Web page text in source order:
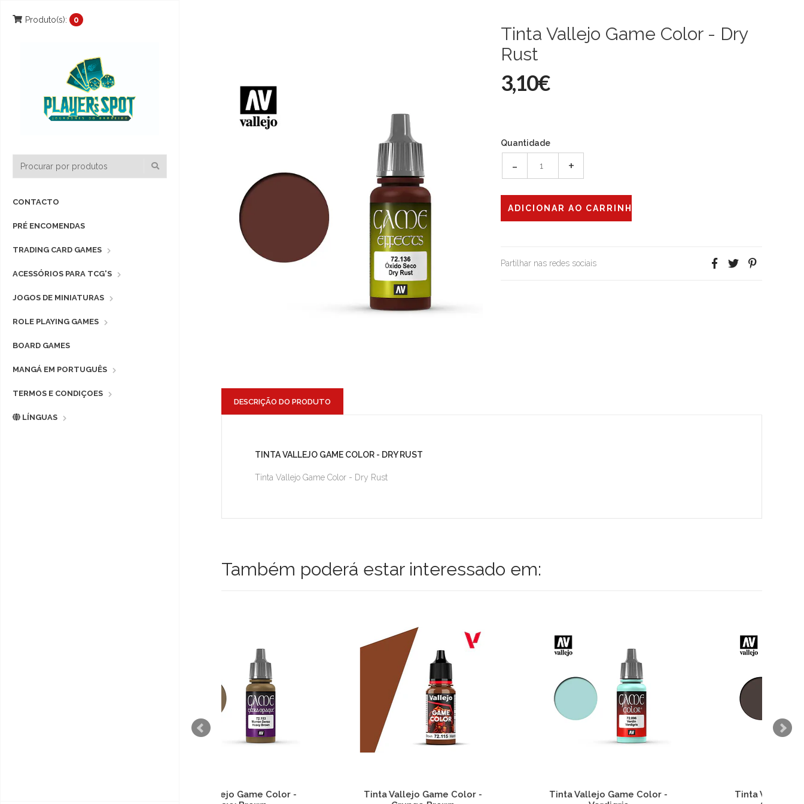
Produto(s): 0
CONTACTO
PRÉ ENCOMENDAS
TRADING CARD GAMES
ACESSÓRIOS PARA TCG'S
JOGOS DE MINIATURAS
ROLE PLAYING GAMES
BOARD GAMES
MANGÁ EM PORTUGUÊS
TERMOS E CONDIÇOES
LÍNGUAS
Tinta Vallejo Game Color - Dry
Rust
3,10€
Quantidade
- +
Partilhar nas redes sociais
DESCRIÇÃO DO PRODUTO
TINTA VALLEJO GAME COLOR - DRY RUST
Tinta Vallejo Game Color - Dry Rust
Também poderá estar interessado em:
Tinta Vallejo Game Color -
Tinta Vallejo Game Color -
Tinta Vallejo Game Color -